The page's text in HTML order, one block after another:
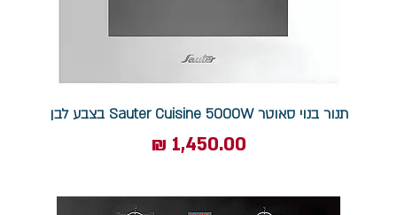
תנור בנוי סאוטר Sauter Cuisine 5000W בצבע לבן
מחיר